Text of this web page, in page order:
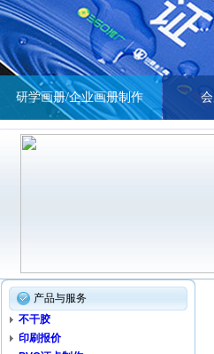
研学画册/企业画册制作
产品与服务
不干胶
印刷报价